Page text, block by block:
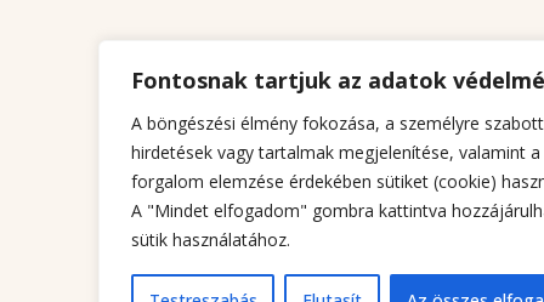
Fontosnak tartjuk az adatok
A böngészési élmény fokozása, a személyre szabott
hirdetések vagy tartalmak megjelenítése, valamint a
forgalom elemzése érdekében sütiket (cookie)
A "Mindet elfogadom" gombra kattintva
sütik használatához.